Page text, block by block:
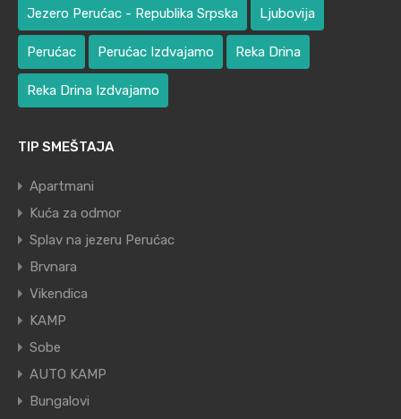
Jezero Perućac - Republika Srpska Ljubovija
Perućac Perućac Izdvajamo Reka Drina
Reka Drina Izdvajamo
TIP SMEŠTAJA
Apartmani
Kuća za odmor
Splav na jezeru Perućac
Brvnara
Vikendica
KAMP
Sobe
AUTO KAMP
Bungalovi